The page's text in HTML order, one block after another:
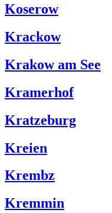
Koserow
Krackow
Krakow am See
Kramerhof
Kratzeburg
Kreien
Krembz
Kremmin